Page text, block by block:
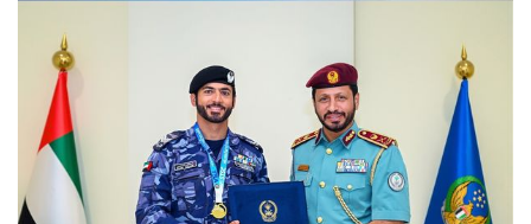
وفيديو
مجلة
أصداء
إعلانات